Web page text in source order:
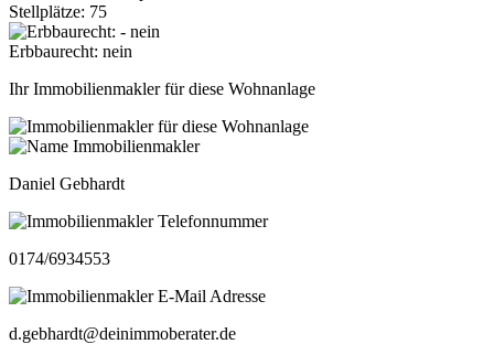
Stellplätze: 75
Erbbaurecht: nein
Ihr Immobilienmakler für diese Wohnanlage
Daniel Gebhardt
0174/6934553
d.gebhardt@deinimmoberater.de